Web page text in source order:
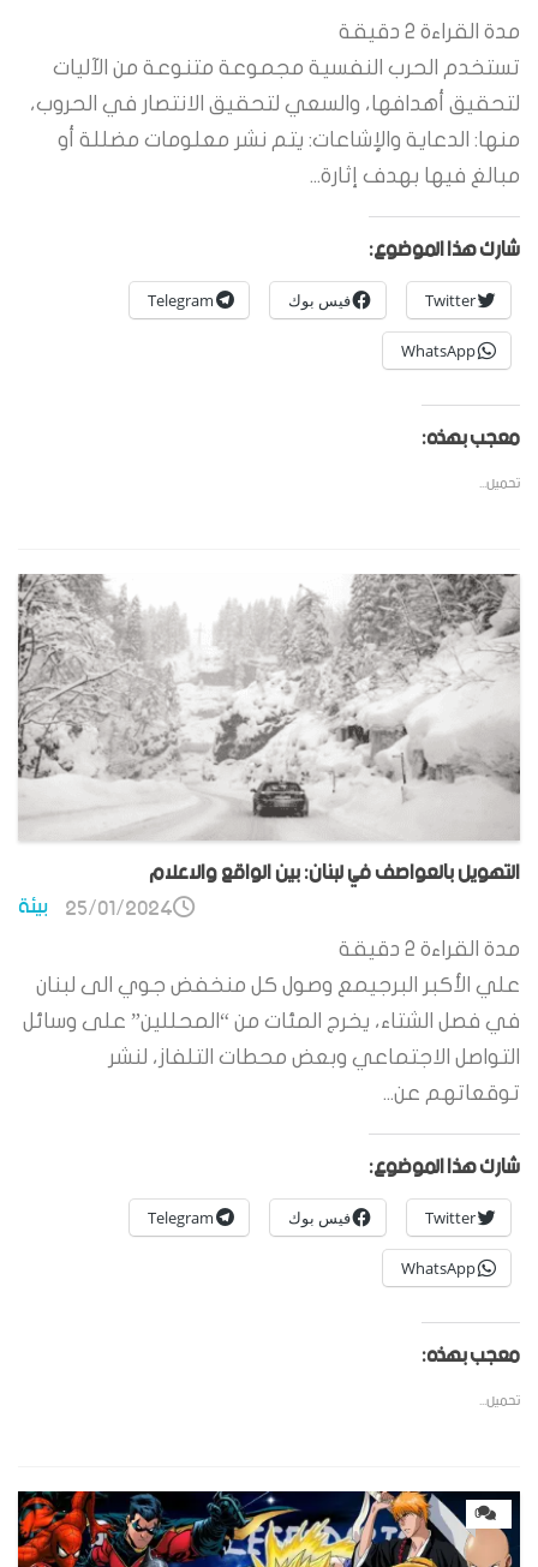
مدة القراءة 2 دقيقة
تستخدم الحرب النفسية مجموعة متنوعة من الآليات
لتحقيق أهدافها، والسعي لتحقيق الانتصار في الحروب،
منها: الدعاية والإشاعات: يتم نشر معلومات مضللة أو
مبالغ فيها بهدف إثارة...
شارك هذا الموضوع:
Twitter فيس بوك Telegram
WhatsApp
معجب بهذه:
تحميل...
التهويل بالعواصف في لبنان: بين الواقع والاعلام
بيئة 25/01/2024
مدة القراءة 2 دقيقة
علي الأكبر البرجيمع وصول كل منخفض جوي الى لبنان
في فصل الشتاء، يخرج المئات من “المحللين” على وسائل
التواصل الاجتماعي وبعض محطات التلفاز، لنشر
توقعاتهم عن...
شارك هذا الموضوع:
Twitter فيس بوك Telegram
WhatsApp
معجب بهذه:
تحميل...
0